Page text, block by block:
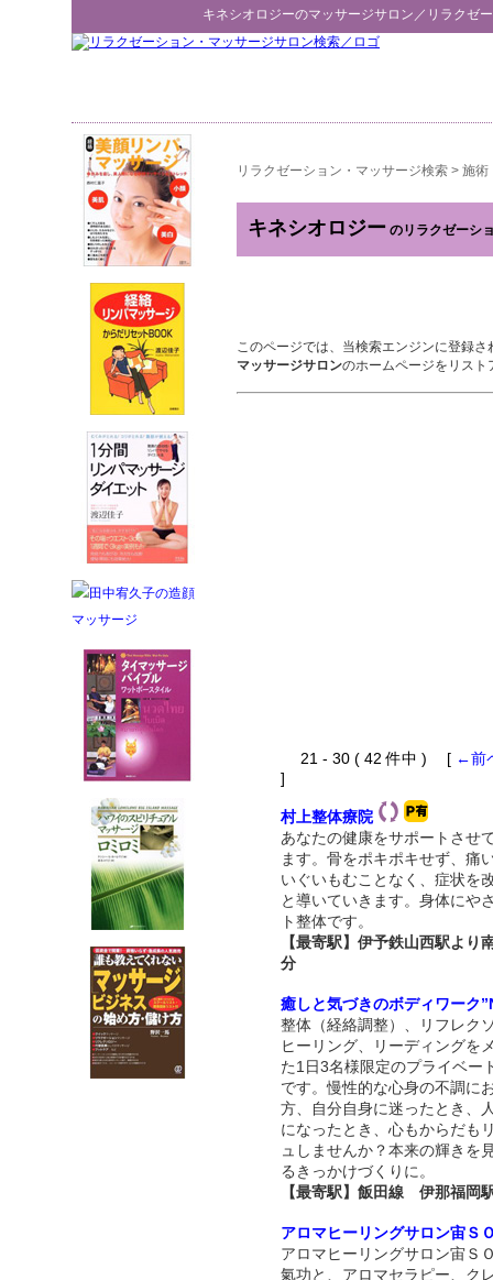
キネシオロジーのマッサージサロン／ リラクゼ
リラクゼーション・マッサージ検索 > 施術
キネシオロジー のリラクゼーシ
このページでは、当検索エンジンに登録さ
マッサージサロンのホームページをリスト
21 - 30 ( 42 件中 ) [ ←前
]
村上整体療院
あなたの健康をサポートさせ
ます。骨をポキポキせず、痛
いぐいもむことなく、症状を
と導いていきます。身体にや
ト整体です。
【最寄駅】伊予鉄山西駅より
分
癒しと気づきのボディワーク
整体（経絡調整）、リフレク
ヒーリング、リーディングを
た1日3名様限定のプライベー
です。慢性的な心身の不調に
方、自分自身に迷ったとき、
になったとき、心もからだも
ュしませんか？本来の輝きを
るきっかけづくりに。
【最寄駅】飯田線 伊那福岡
アロマヒーリングサロン宙Ｓ
アロマヒーリングサロン宙Ｓ
氣功と、アロマセラピー、ク